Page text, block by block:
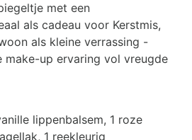
met een
als cadeau voor Kerstmis,
als kleine verrassing -
make-up ervaring vol vreugde
lippenbalsem, 1 roze
1 reekleurig